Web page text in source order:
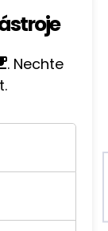
. Nechte